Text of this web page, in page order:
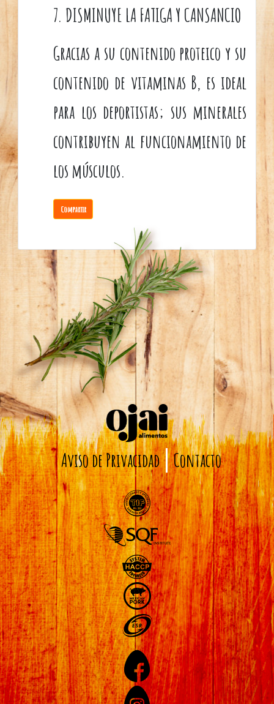
7. DISMINUYE LA FATIGA Y CANSANCIO
Gracias a su contenido proteico y su
contenido de vitaminas B, es ideal
para los deportistas; sus minerales
contribuyen al funcionamiento de
los músculos.
Compartir
Aviso de Privacidad Contacto